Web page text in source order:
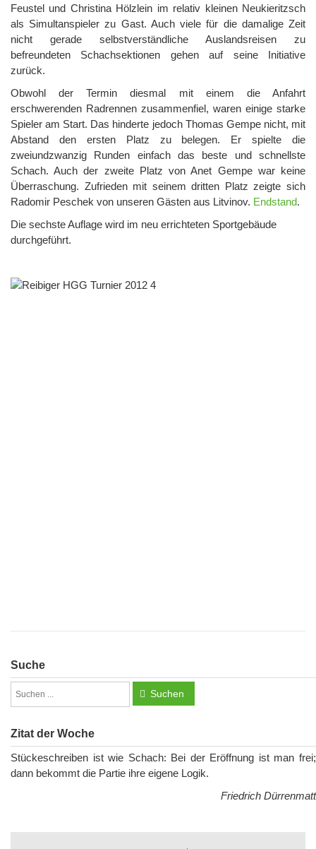
Feustel und Christina Hölzlein im relativ kleinen Neukieritzsch
als Simultanspieler zu Gast. Auch viele für die damalige Zeit
nicht gerade selbstverständliche Auslandsreisen zu
befreundeten Schachsektionen gehen auf seine Initiative
zurück.
Obwohl der Termin diesmal mit einem die Anfahrt
erschwerenden Radrennen zusammenfiel, waren einige starke
Spieler am Start. Das hinderte jedoch Thomas Gempe nicht, mit
Abstand den ersten Platz zu belegen. Er spielte die
zweiundzwanzig Runden einfach das beste und schnellste
Schach. Auch der zweite Platz von Anet Gempe war keine
Überraschung. Zufrieden mit seinem dritten Platz zeigte sich
Radomir Peschek von unseren Gästen aus Litvinov. Endstand.
Die sechste Auflage wird im neu errichteten Sportgebäude
durchgeführt.
Suche
Suchen
Zitat der Woche
Stückeschreiben ist wie Schach: Bei der Eröffnung ist man frei;
dann bekommt die Partie ihre eigene Logik.
Friedrich Dürrenmatt